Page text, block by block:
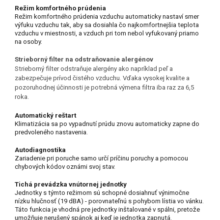
Režim komfortného prúdenia
Režim komfortného prúdenia vzduchu automaticky nastaví smer
výfuku vzduchu tak, aby sa dosiahla čo najkomfortnejšia teplota
vzduchu v miestnosti, a vzduch pri tom nebol vyfukovaný priamo
na osoby.
Strieborný filter na odstraňovanie alergénov
Strieborný filter odstraňuje alergény ako napríklad peľ a
zabezpečuje prívod čistého vzduchu. Vďaka vysokej kvalite a
pozoruhodnej účinnosti je potrebná výmena filtra iba raz za 6,5
roka.
Automatický reštart
Klimatizácia sa po vypadnutí prúdu znovu automaticky zapne do
predvoleného nastavenia.
Autodiagnostika
Zariadenie pri poruche samo určí príčinu poruchy a pomocou
chybových kódov oznámi svoj stav.
Tichá prevádzka vnútornej jednotky
Jednotky s týmto režimom sú schopné dosiahnuť výnimočne
nízku hlučnosť (19 dBA) - porovnateľnú s pohybom lístia vo vánku.
Táto funkcia je vhodná pre jednotky inštalované v spálni, pretože
umožňuje nerušený spánok aj keď je jednotka zapnutá.